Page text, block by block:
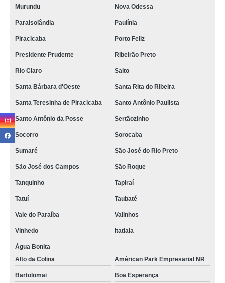
Murundu Nova Odessa
Paraisolândia Paulínia
Piracicaba Porto Feliz
Presidente Prudente Ribeirão Preto
Rio Claro Salto
Santa Bárbara d'Oeste Santa Rita do Ribeira
Santa Teresinha de Piracicaba Santo Antônio Paulista
Santo Antônio da Posse Sertãozinho
Socorro Sorocaba
Sumaré São José do Rio Preto
São José dos Campos São Roque
Tanquinho Tapiraí
Tatuí Taubaté
Vale do Paraíba Valinhos
Vinhedo itatiaia
Água Bonita
Alto da Colina
Américan Park Empresarial NR
Bartolomai Boa Esperança